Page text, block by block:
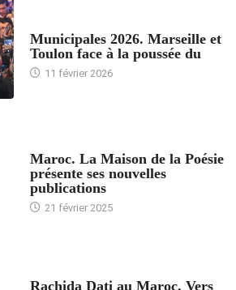
Municipales 2026. Marseille et
Toulon face à la poussée du
11 février 2026
Maroc. La Maison de la Poésie
présente ses nouvelles
publications
21 février 2025
Rachida Dati au Maroc. Vers